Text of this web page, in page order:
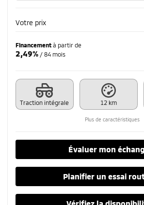
Votre prix
Financement à partir de
2,49% / 84 mois
Traction intégrale 12 km
Plus de caractéristiques
Évaluer mon
Planifier un essai